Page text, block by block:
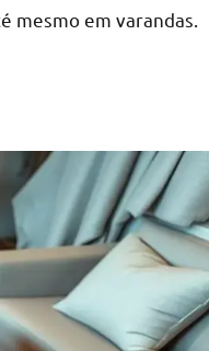
mesmo em varandas.